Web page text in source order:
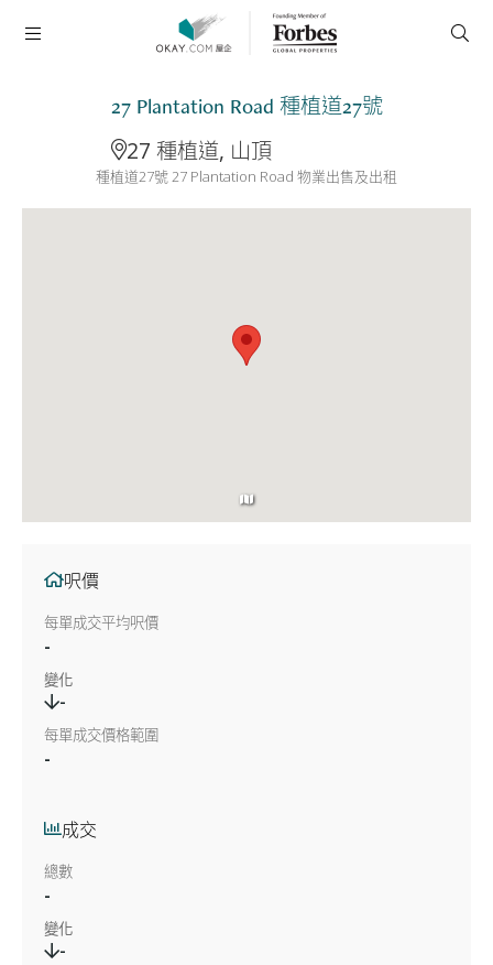
27 Plantation Road 種植道27號
27 種植道, 山頂
種植道27號 27 Plantation Road 物業出售及出租
呎價
每單成交平均呎價
-
變化
-
每單成交價格範圍
-
成交
總數
-
變化
-